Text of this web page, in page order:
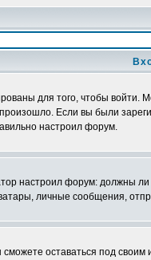
для того, чтобы
Если вы были
настроил форум.
настроил форум: должны
личные сообщения,
сможете оставаться под своим